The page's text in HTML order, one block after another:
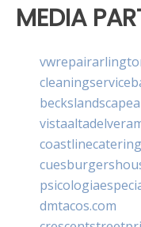
MEDIA
dmtacos.com